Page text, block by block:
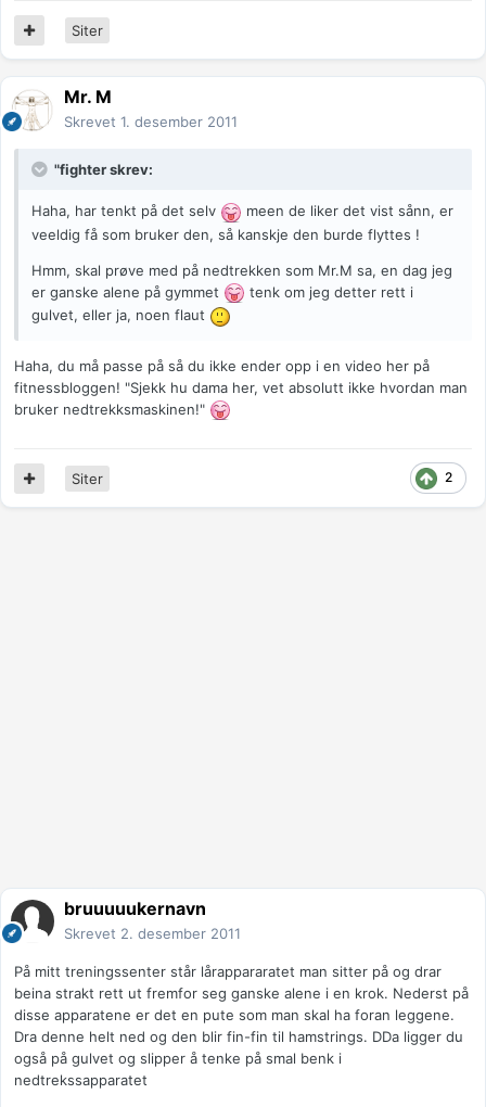
Siter
Mr. M
Skrevet 1. desember 2011
"fighter skrev:
Haha, har tenkt på det selv
meen de liker det vist sånn, er
veeldig få som bruker den, så kanskje den burde flyttes !
Hmm, skal prøve med på nedtrekken som Mr.M sa, en dag jeg
er ganske alene på gymmet
tenk om jeg detter rett i
gulvet, eller ja, noen flaut
Haha, du må passe på så du ikke ender opp i en video her på
fitnessbloggen! "Sjekk hu dama her, vet absolutt ikke hvordan man
bruker nedtrekksmaskinen!"
2
Siter
bruuuuukernavn
Skrevet 2. desember 2011
På mitt treningssenter står lårappararatet man sitter på og drar
beina strakt rett ut fremfor seg ganske alene i en krok. Nederst på
disse apparatene er det en pute som man skal ha foran leggene.
Dra denne helt ned og den blir fin-fin til hamstrings. DDa ligger du
også på gulvet og slipper å tenke på smal benk i
nedtrekssapparatet